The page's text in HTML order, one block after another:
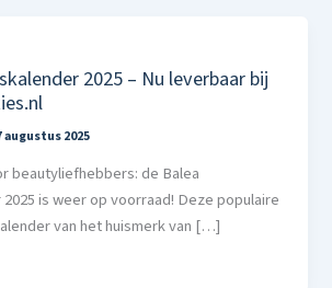
2025 – Nu leverbaar bij
augustus 2025
beautyliefhebbers: de Balea
is weer op voorraad! Deze populaire
van het huismerk van […]